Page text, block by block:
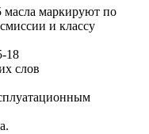
маркируют по
и классу
18
слов